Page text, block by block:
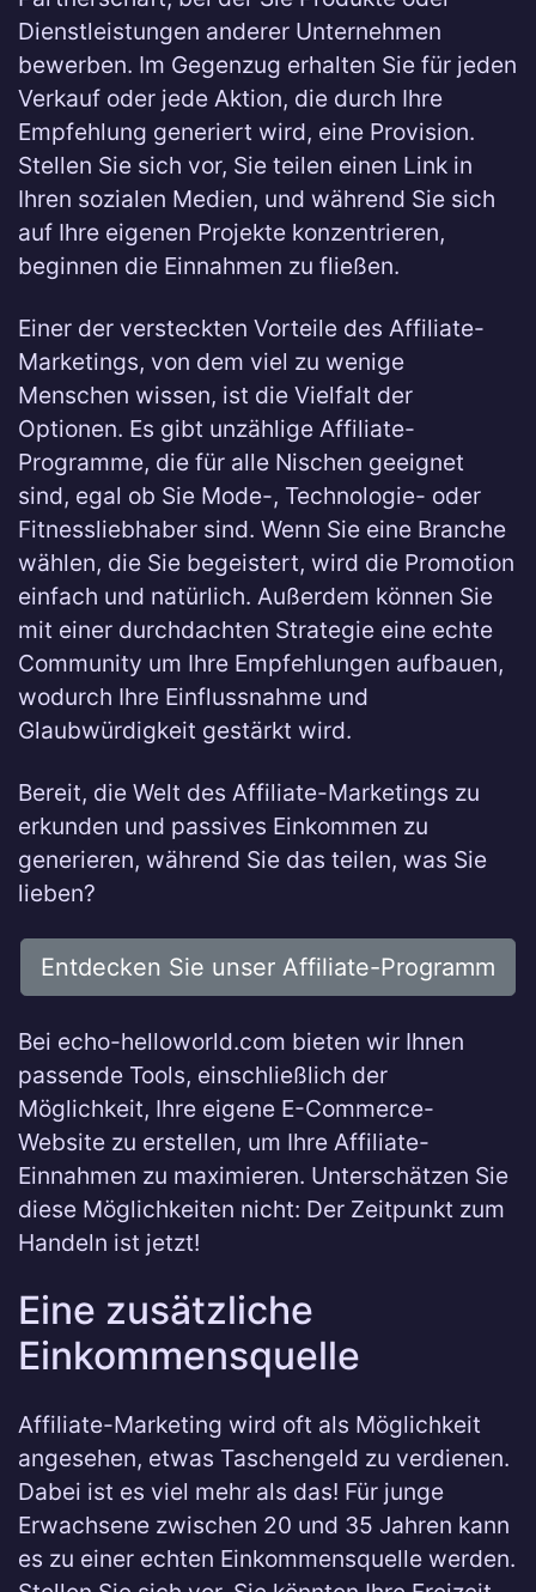
Dienstleistungen anderer Unternehmen
bewerben. Im Gegenzug erhalten Sie für jeden
Verkauf oder jede Aktion, die durch Ihre
Empfehlung generiert wird, eine Provision.
Stellen Sie sich vor, Sie teilen einen Link in
Ihren sozialen Medien, und während Sie sich
auf Ihre eigenen Projekte konzentrieren,
beginnen die Einnahmen zu fließen.
Einer der versteckten Vorteile des Affiliate-
Marketings, von dem viel zu wenige
Menschen wissen, ist die Vielfalt der
Optionen. Es gibt unzählige Affiliate-
Programme, die für alle Nischen geeignet
sind, egal ob Sie Mode-, Technologie- oder
Fitnessliebhaber sind. Wenn Sie eine Branche
wählen, die Sie begeistert, wird die Promotion
einfach und natürlich. Außerdem können Sie
mit einer durchdachten Strategie eine echte
Community um Ihre Empfehlungen aufbauen,
wodurch Ihre Einflussnahme und
Glaubwürdigkeit gestärkt wird.
Bereit, die Welt des Affiliate-Marketings zu
erkunden und passives Einkommen zu
generieren, während Sie das teilen, was Sie
lieben?
Entdecken Sie unser Affiliate-Programm
Bei echo-helloworld.com bieten wir Ihnen
passende Tools, einschließlich der
Möglichkeit, Ihre eigene E-Commerce-
Website zu erstellen, um Ihre Affiliate-
Einnahmen zu maximieren. Unterschätzen Sie
diese Möglichkeiten nicht: Der Zeitpunkt zum
Handeln ist jetzt!
Eine zusätzliche
Einkommensquelle
Affiliate-Marketing wird oft als Möglichkeit
angesehen, etwas Taschengeld zu verdienen.
Dabei ist es viel mehr als das! Für junge
Erwachsene zwischen 20 und 35 Jahren kann
es zu einer echten Einkommensquelle werden.